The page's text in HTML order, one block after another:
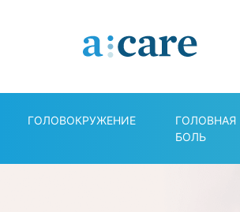
ГОЛОВОКРУЖЕНИЕ
ГОЛОВНАЯ
БОЛЬ